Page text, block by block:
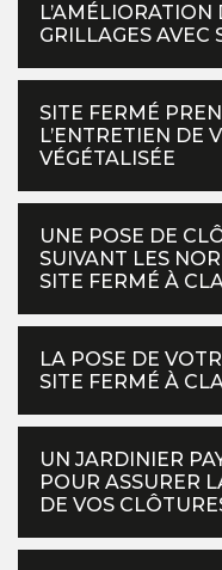
L’AMÉLIORATION
GRILLAGES AVEC
SITE FERMÉ
L’ENTRETIEN DE
VÉGÉTALISÉE
UNE POSE DE
SUIVANT LES
SITE FERMÉ À
LA POSE DE
SITE FERMÉ À
UN JARDINIER
POUR ASSURER
DE VOS